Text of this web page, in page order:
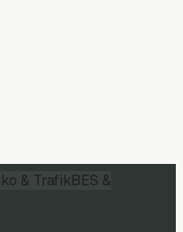
& TrafikBES &